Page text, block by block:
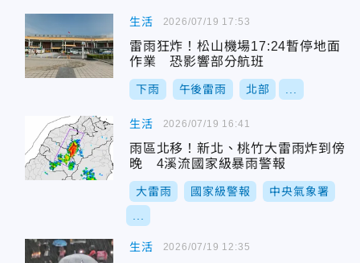
生活
雷雨狂炸！松山機場17:24暫停地面
作業 恐影響部分航班
下雨 午後雷雨 北部
2026/07/19 17:53
生活
雨區北移！新北、桃竹大雷雨炸到傍
晚 4溪流國家級暴雨警報
大雷雨 國家級警報 中央氣象署
2026/07/19 16:41
生活 2026/07/19 12:35